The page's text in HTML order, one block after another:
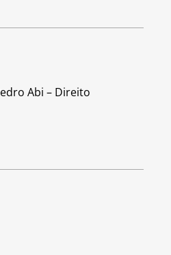
Abi – Direito